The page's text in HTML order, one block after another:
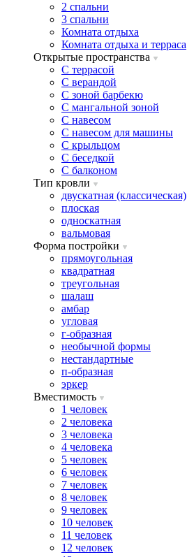
2 спальни
3 спальни
Комната отдыха
Комната отдыxа и терраса
Открытые пространства
C террасой
C верандой
C зоной барбекю
C мангальной зоной
C навесом
C навесом для машины
C крыльцом
C беседкой
C балконом
Тип кровли
двускатная (классическая)
плоская
односкатная
вальмовая
Форма постройки
прямоугольная
квадратная
треугольная
шалаш
амбар
угловая
г-образная
необычной формы
нестандартные
п-образная
эркер
Вместимость
1 человек
2 человека
3 человека
4 человека
5 человек
6 человек
7 человек
8 человек
9 человек
10 человек
11 человек
12 человек